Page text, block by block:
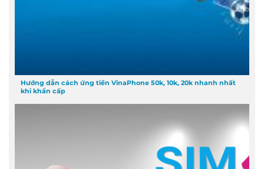
Hướng dẫn cách ứng tiền VinaPhone 50k, 10k, 20k nhanh nhất
khi khẩn cấp